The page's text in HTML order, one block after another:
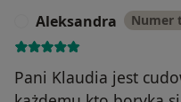
Aleksandra Numer
Pani Klaudia jest